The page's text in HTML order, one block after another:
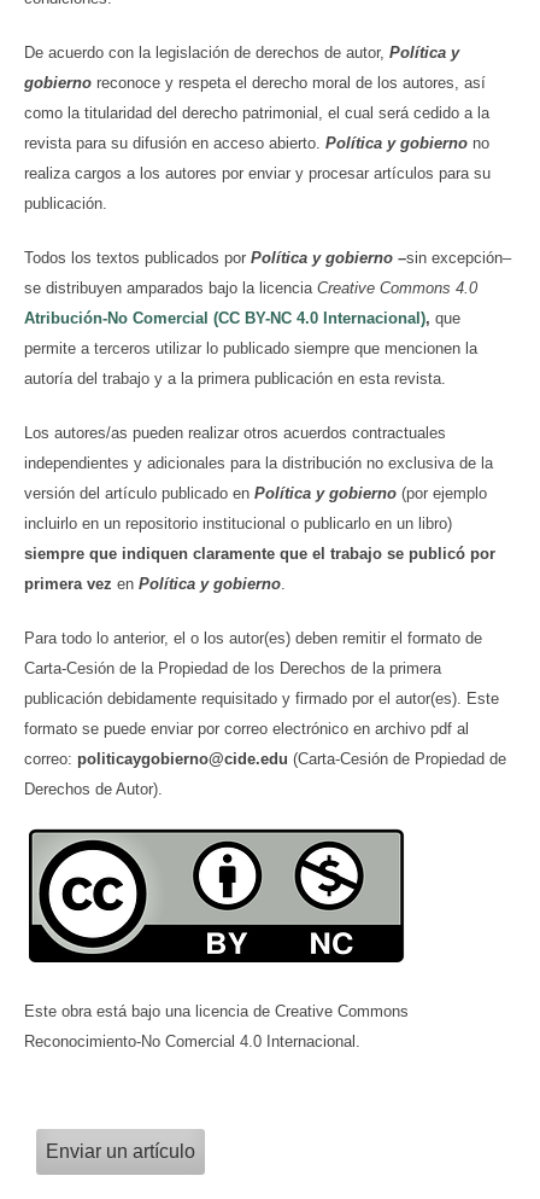
De acuerdo con la legislación de derechos de autor, Política y
gobierno reconoce y respeta el derecho moral de los autores, así
como la titularidad del derecho patrimonial, el cual será cedido a la
revista para su difusión en acceso abierto. Política y gobierno no
realiza cargos a los autores por enviar y procesar artículos para su
publicación.
Todos los textos publicados por Política y gobierno –sin excepción–
se distribuyen amparados bajo la licencia Creative Commons 4.0
Atribución-No Comercial (CC BY-NC 4.0 Internacional), que
permite a terceros utilizar lo publicado siempre que mencionen la
autoría del trabajo y a la primera publicación en esta revista.
Los autores/as pueden realizar otros acuerdos contractuales
independientes y adicionales para la distribución no exclusiva de la
versión del artículo publicado en Política y gobierno (por ejemplo
incluirlo en un repositorio institucional o publicarlo en un libro)
siempre que indiquen claramente que el trabajo se publicó por
primera vez en Política y gobierno
Para todo lo anterior, el o los autor(es) deben remitir el formato de
Carta-Cesión de la Propiedad de los Derechos de la primera
publicación debidamente requisitado y firmado por el autor(es). Este
formato se puede enviar por correo electrónico en archivo pdf al
correo: politicaygobierno@cide.edu (Carta-Cesión de Propiedad de
Derechos de Autor).
Este obra está bajo una licencia de Creative Commons
Reconocimiento-No Comercial 4.0 Internacional.
Enviar un artículo